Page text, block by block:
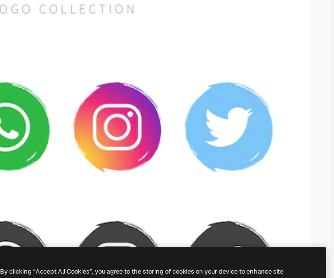
By clicking “Accept All Cookies”, you agree to the storing of cookies on your device to enhance site